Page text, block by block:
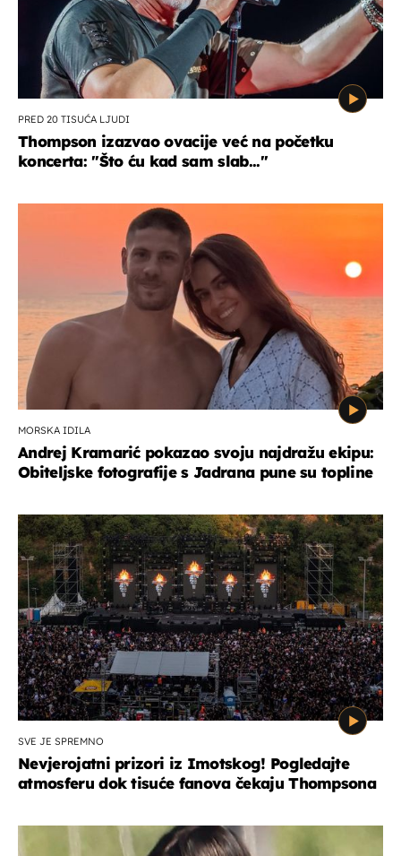
PRED 20 TISUĆA LJUDI
Thompson izazvao ovacije već na početku
koncerta: "Što ću kad sam slab..."
MORSKA IDILA
Andrej Kramarić pokazao svoju najdražu ekipu:
Obiteljske fotografije s Jadrana pune su topline
SVE JE SPREMNO
Nevjerojatni prizori iz Imotskog! Pogledajte
atmosferu dok tisuće fanova čekaju Thompsona